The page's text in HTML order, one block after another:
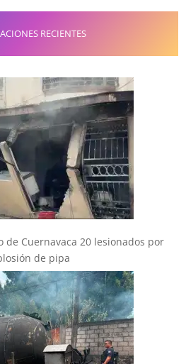
RECIENTES
de Cuernavaca 20 lesionados por
de pipa